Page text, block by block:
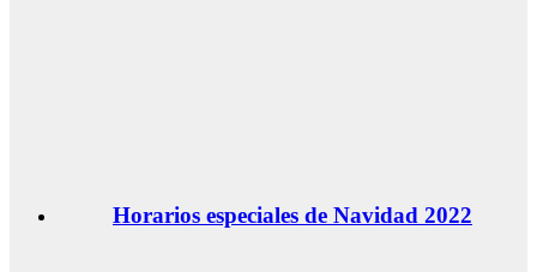
Horarios especiales de Navidad 2022